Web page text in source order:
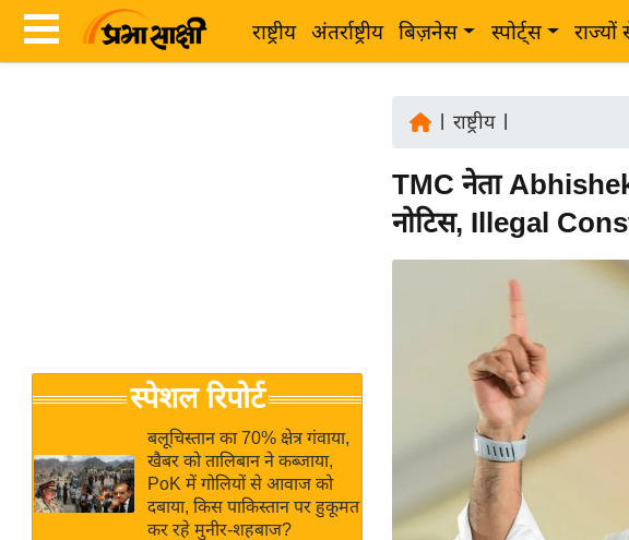
राष्ट्रीय अंतर्राष्ट्रीय बिज़नेस स्पोर्ट्स राज्यों
Breaking
News in
Hindi
जगत
राय
बजट
स्पेशल रिपोर्ट
बलूचिस्तान का 70% क्षेत्र गंवाया,
खैबर को तालिबान ने कब्जाया,
PoK में गोलियों से आवाज को
दबाया, किस पाकिस्तान पर हुकूमत
कर रहे मुनीर-शहबाज?
राष्ट्रीय|
TMC नेता
नोटिस, Illegal